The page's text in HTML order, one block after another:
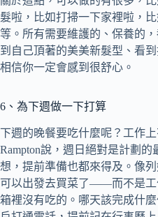
髮啦，比如打掃一下家裡啦，
等。所有需要維護的、保養的
到自己頂著的美美新髮型、看
相信你一定會感到很舒心。
6、為下週做一下打算
下週的晚餐要吃什麼呢？工作
Rampton說，週日絕對是計劃
想，提前準備也都來得及。像
可以出發去買菜了——而不是工
箱裡沒有吃的。哪天該完成什